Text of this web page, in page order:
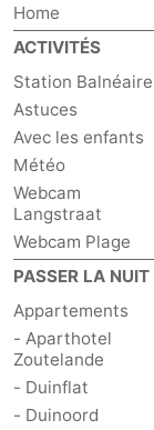
Home
ACTIVITÉS
Station Balnéaire
Astuces
Avec les enfants
Météo
Webcam
Langstraat
Webcam Plage
PASSER LA NUIT
Appartements
- Aparthotel
Zoutelande
- Duinflat
- Duinoord